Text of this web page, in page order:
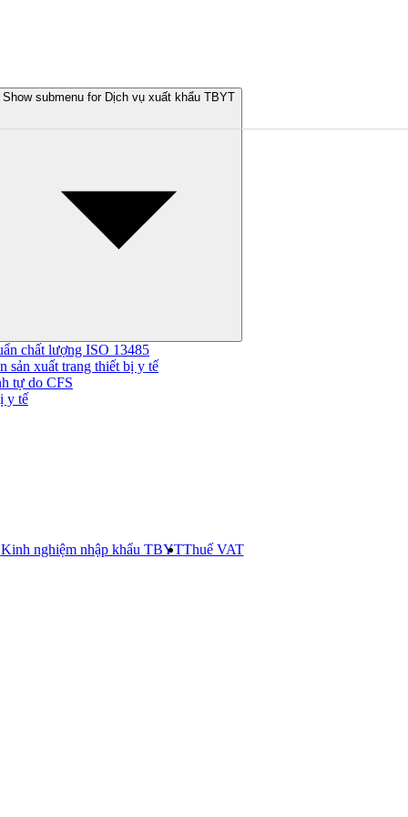
Show submenu for Dịch vụ xuất khẩu TBYT
chất lượng ISO 13485
sản xuất trang thiết bị y tế
tự do CFS
y tế
Kinh nghiệm nhập khẩu TBYTThuế VAT